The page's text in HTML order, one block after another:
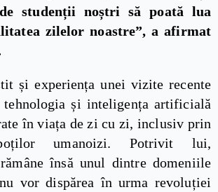
studenții noștri să poată lua
zilelor noastre”, a afirmat
și experiența unei vizite recente
tehnologia și inteligența artificială
în viața de zi cu zi, inclusiv prin
umanoizi. Potrivit lui,
însă unul dintre domeniile
vor dispărea în urma revoluției